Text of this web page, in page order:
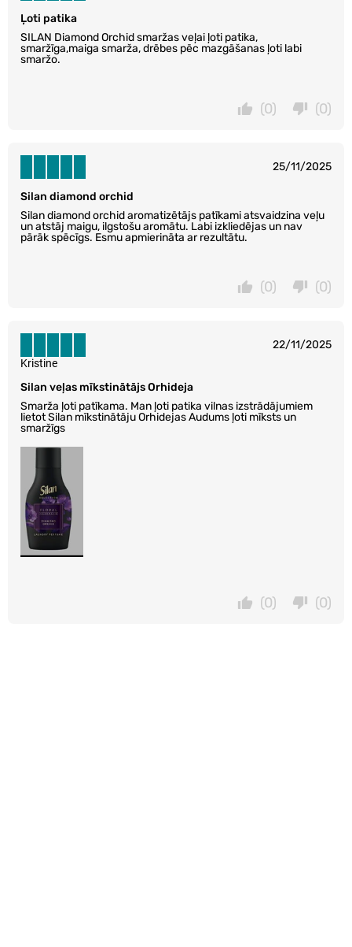
Ļoti patika
SILAN Diamond Orchid smaržas veļai ļoti patika,
smaržīga,maiga smarža, drēbes pēc mazgāšanas ļoti labi
smaržo.
(0)
(0)
25/11/2025
Silan diamond orchid
Silan diamond orchid aromatizētājs patīkami atsvaidzina veļu
un atstāj maigu, ilgstošu aromātu. Labi izkliedējas un nav
pārāk spēcīgs. Esmu apmierināta ar rezultātu.
(0)
(0)
22/11/2025
Silan veļas mīkstinātājs Orhideja
Smarža ļoti patīkama. Man ļoti patika vilnas izstrādājumiem
lietot Silan mīkstinātāju Orhidejas Audums ļoti mīksts un
smaržīgs
Kristine
(0)
(0)